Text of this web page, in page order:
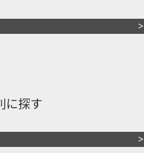
に探す